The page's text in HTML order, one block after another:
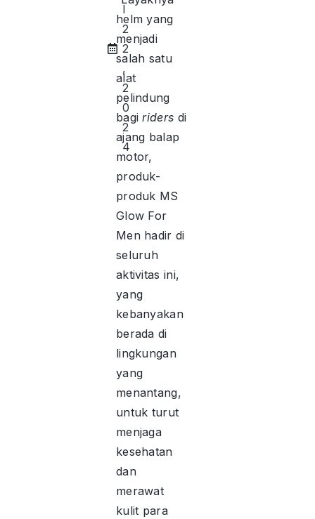
l
2
2
,
2
0
2
4
helm yang
menjadi
salah satu
alat
pelindung
bagiriders di
ajang balap
motor,
produk-
produk MS
Glow For
Men hadir di
seluruh
aktivitas ini,
yang
kebanyakan
berada di
lingkungan
yang
menantang,
untuk turut
menjaga
kesehatan
dan
merawat
kulit para